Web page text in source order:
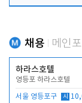
채용 메인
하라스호텔
영등포 하라스호텔
서울 영등포구 시